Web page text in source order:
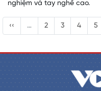
nghiệm và tay nghề cao.
‹‹ … 2 3 4 5